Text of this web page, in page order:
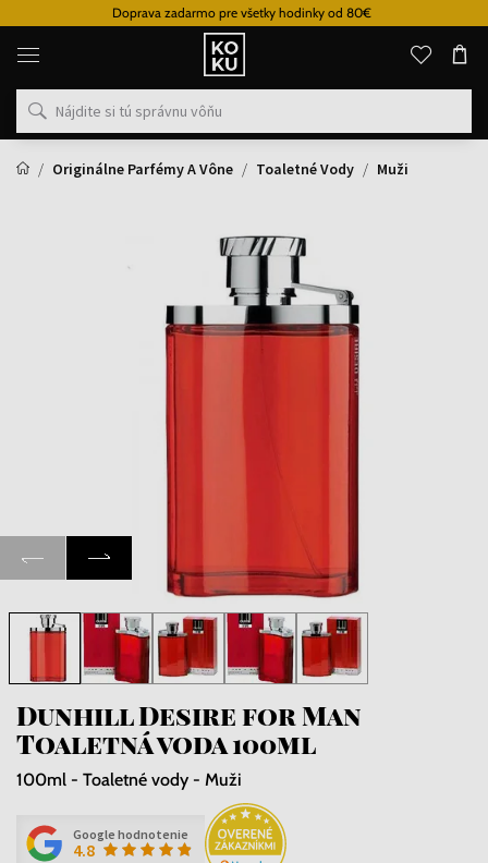
Doprava zadarmo pre všetky hodinky od 80€
Originálne
parfémy
hodinky
na
mieste
Originálne Parfémy A Vône
Toaletné Vody Muži
Dunhill Desire for Man
Toaletná voda 100ml
100ml - Toaletné vody - Muži
Google hodnotenie
4.8